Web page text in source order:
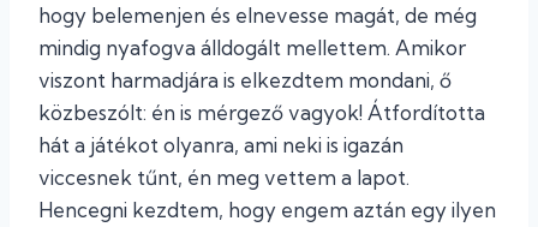
hogy belemenjen és elnevesse magát, de még
mindig nyafogva álldogált mellettem. Amikor
viszont harmadjára is elkezdtem mondani, ő
közbeszólt: én is mérgező vagyok! Átfordította
hát a játékot olyanra, ami neki is igazán
viccesnek tűnt, én meg vettem a lapot.
Hencegni kezdtem, hogy engem aztán egy ilyen